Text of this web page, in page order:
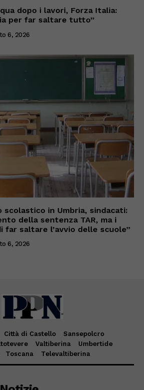
dopo i lavori, Forza Italia:
per far saltare tutto”
6, 2026
scolastico in Umbria, sindacati:
della sentenza TAR, ma i
far saltare l’avvio delle scuole”
6, 2026
Città di Castello
Sansepolcro
Valtiberina
Umbertide
Toscana Televaltiberina